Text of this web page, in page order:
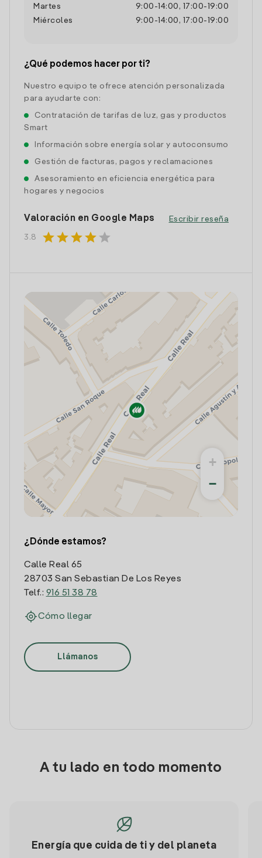
Martes
9:00 - 14:00 , 17:00- 19:00
Miércoles
9:00 - 14:00 , 17:00- 19:00
¿Qué podemos hacer por ti?
Nuestro equipo te ofrece atención personalizada
para ayudarte con:
Contratación de tarifas de luz, gas y productos
Smart
Información sobre energía solar y autoconsumo
Gestión de facturas, pagos y reclamaciones
Asesoramiento en eficiencia energética para
hogares y negocios
Valoración en Google Maps
3.8 starstarstarstar star
Escribir reseña
+
−
¿Dónde estamos?
Calle Real 65
28703 San Sebastian De Los Reyes
Telf.: 916 51 38 78
Cómo llegar
Llámanos
A tu lado en todo momento
Energía que cuida de ti y del planeta